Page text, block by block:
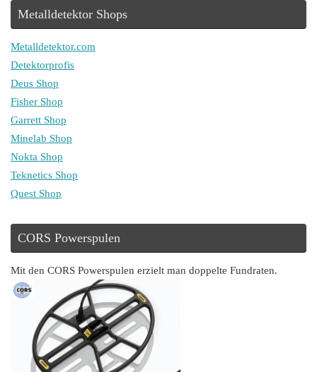
Metalldetektor Shops
Metalldetektor.com
Detektorprofis
Deus Shop
Fisher Shop
Garrett Shop
Minelab Shop
Nokta Shop
Teknetics Shop
Quest Shop
CORS Powerspulen
Mit den CORS Powerspulen erzielt man doppelte Fundraten.